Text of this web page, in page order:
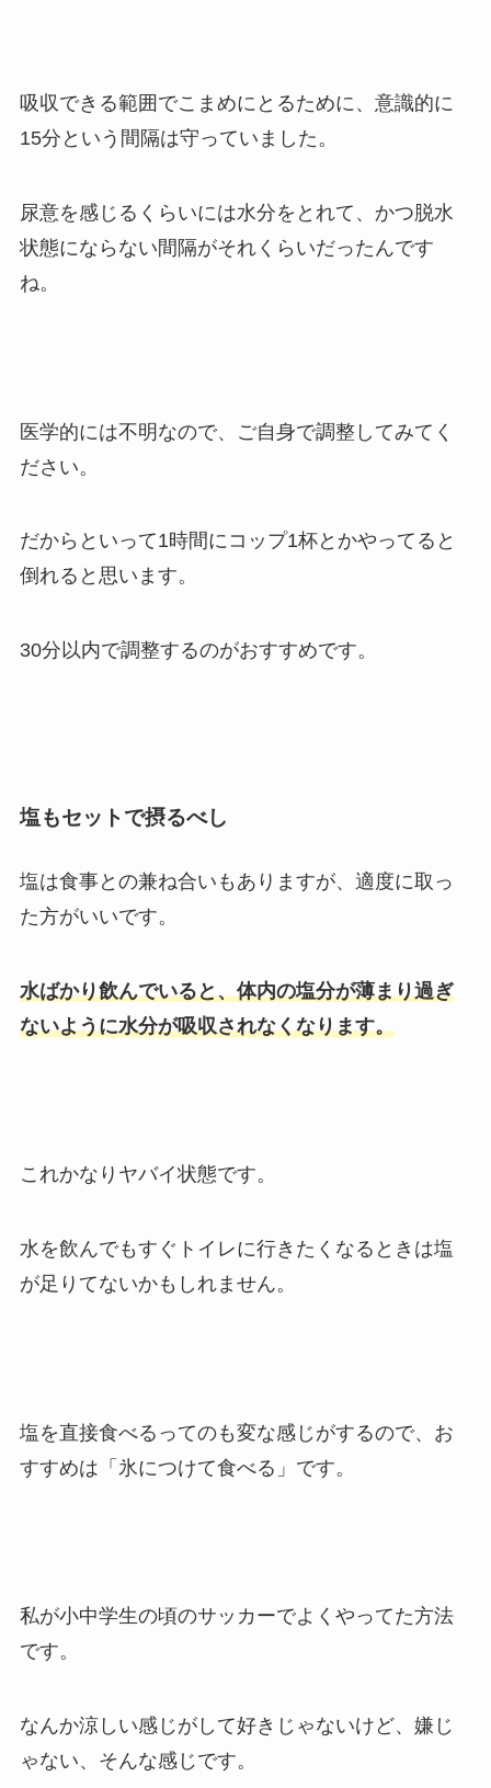
吸収できる範囲でこまめにとるために、意識的に
15分という間隔は守っていました。
尿意を感じるくらいには水分をとれて、かつ脱水
状態にならない間隔がそれくらいだったんです
ね。
医学的には不明なので、ご自身で調整してみてく
ださい。
だからといって1時間にコップ1杯とかやってると
倒れると思います。
30分以内で調整するのがおすすめです。
塩もセットで摂るべし
塩は食事との兼ね合いもありますが、適度に取っ
た方がいいです。
水ばかり飲んでいると、体内の塩分が薄まり過ぎ
ないように水分が吸収されなくなります。
これかなりヤバイ状態です。
水を飲んでもすぐトイレに行きたくなるときは塩
が足りてないかもしれません。
塩を直接食べるってのも変な感じがするので、お
すすめは「氷につけて食べる」です。
私が小中学生の頃のサッカーでよくやってた方法
です。
なんか涼しい感じがして好きじゃないけど、嫌じ
ゃない、そんな感じです。